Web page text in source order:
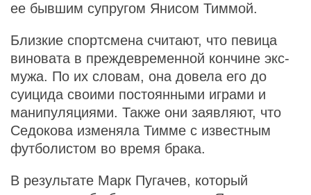
ее бывшим супругом Янисом Тиммой.
Близкие спортсмена считают, что певица
виновата в преждевременной кончине экс-
мужа. По их словам, она довела его до
суицида своими постоянными играми и
манипуляциями. Также они заявляют, что
Седокова изменяла Тимме с известным
футболистом во время брака.
В результате Марк Пугачев, который